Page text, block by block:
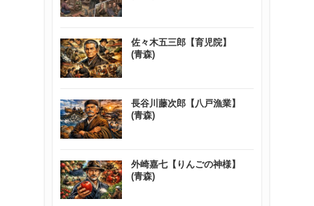
佐々木五三郎【育児院】
(青森)
長谷川藤次郎【八戸漁業】
(青森)
外崎嘉七【りんごの神様】
(青森)